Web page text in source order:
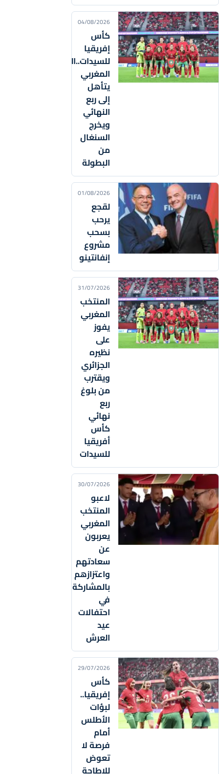
04/08/2026
كأس
إفريقيا
للسيدات..المنتخب
المغربي
يتأهل
إلى ربع
النهائي
ويخرج
السنغال
من
البطولة
01/08/2026
لقجع
يرحب
بسحب
مشروع
إنفانتينو
31/07/2026
المنتخب
المغربي
يفوز
على
نظيره
الجزائري
ويقترب
من بلوغ
ربع
نهائي
كأس
أفريقيا
للسيدات
30/07/2026
لاعبو
المنتخب
المغربي
يعربون
عن
سعادتهم
واعتزازهم
بالمشاركة
في
احتفالات
عيد
العرش
29/07/2026
كأس
إفريقيا..
لبؤات
الأطلس
أمام
فرصة لا
تعوض
للإطاحة